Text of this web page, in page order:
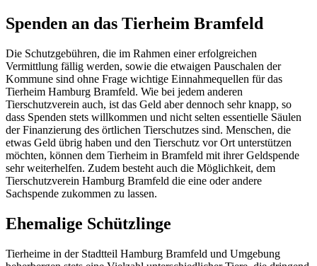
Spenden an das Tierheim Bramfeld
Die Schutzgebühren, die im Rahmen einer erfolgreichen
Vermittlung fällig werden, sowie die etwaigen Pauschalen der
Kommune sind ohne Frage wichtige Einnahmequellen für das
Tierheim Hamburg Bramfeld. Wie bei jedem anderen
Tierschutzverein auch, ist das Geld aber dennoch sehr knapp, so
dass Spenden stets willkommen und nicht selten essentielle Säulen
der Finanzierung des örtlichen Tierschutzes sind. Menschen, die
etwas Geld übrig haben und den Tierschutz vor Ort unterstützen
möchten, können dem Tierheim in Bramfeld mit ihrer Geldspende
sehr weiterhelfen. Zudem besteht auch die Möglichkeit, dem
Tierschutzverein Hamburg Bramfeld die eine oder andere
Sachspende zukommen zu lassen.
Ehemalige Schützlinge
Tierheime in der Stadtteil Hamburg Bramfeld und Umgebung